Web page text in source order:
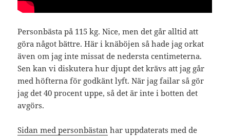
Personbästa på 115 kg. Nice, men det går alltid att
göra något bättre. Här i knäböjen så hade jag orkat
även om jag inte missat de nedersta centimeterna.
Sen kan vi diskutera hur djupt det krävs att jag går
med höfterna för godkänt lyft. När jag failar så gör
jag det 40 procent uppe, så det är inte i botten det
avgörs.
Sidan med personbästan har uppdaterats med de